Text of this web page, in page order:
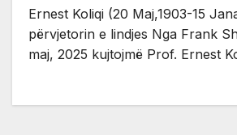
Ernest Koliqi (20 Maj,1903-15
përvjetorin e lindjes Nga Frank
maj, 2025 kujtojmë Prof. Ernest